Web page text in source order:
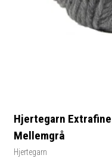
Hjertegarn
Mellemgrå
Hjertegarn